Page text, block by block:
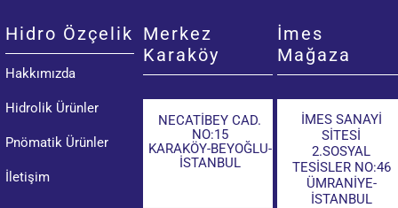
Hidro Özçelik
Hakkımızda
Hidrolik Ürünler
Pnömatik Ürünler
İletişim
Merkez
Karaköy
NECATİBEY CAD.
NO:15
KARAKÖY-BEYOĞLU-
İSTANBUL
İmes
Mağaza
İMES SANAYİ
SİTESİ
2.SOSYAL
TESİSLER NO:46
ÜMRANİYE-
İSTANBUL